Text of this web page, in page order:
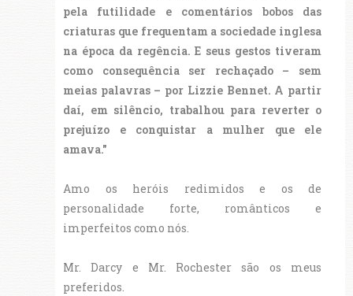
pela futilidade e comentários bobos das
criaturas que frequentam a sociedade inglesa
na época da regência. E seus gestos tiveram
como consequência ser rechaçado – sem
meias palavras – por Lizzie Bennet. A partir
daí, em silêncio, trabalhou para reverter o
prejuízo e conquistar a mulher que ele
amava."
Amo os heróis redimidos e os de
personalidade forte, românticos e
imperfeitos como nós.
Mr. Darcy e Mr. Rochester são os meus
preferidos.